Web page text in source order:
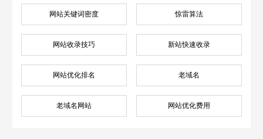
网站关键词密度 惊雷算法
网站收录技巧 新站快速收录
网站优化排名 老域名
老域名网站 网站优化费用